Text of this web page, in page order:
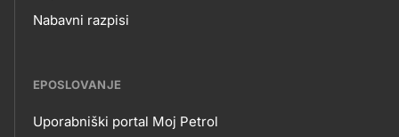
Nabavni razpisi
EPOSLOVANJE
Uporabniški portal Moj Petrol